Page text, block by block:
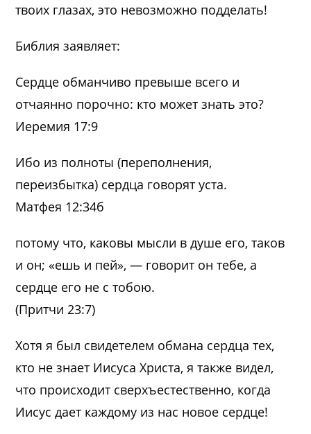
твоих глазах, это невозможно подделать!
Библия заявляет:
Сердце обманчиво превыше всего и
отчаянно порочно: кто может знать это?
Иеремия 17:9
Ибо из полноты (переполнения,
переизбытка) сердца говорят уста.
Матфея 12:34б
потому что, каковы мысли в душе его, таков
и он; «ешь и пей», — говорит он тебе, а
сердце его не с тобою.
(Притчи 23:7)
Хотя я был свидетелем обмана сердца тех,
кто не знает Иисуса Христа, я также видел,
что происходит сверхъестественно, когда
Иисус дает каждому из нас новое сердце!